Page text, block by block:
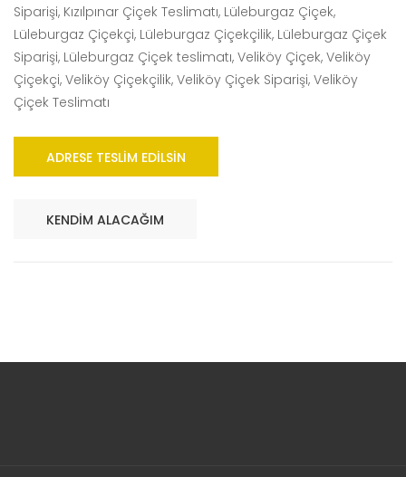
Siparişi, Kızılpınar Çiçek Teslimatı, Lüleburgaz Çiçek,
Lüleburgaz Çiçekçi, Lüleburgaz Çiçekçilik, Lüleburgaz Çiçek
Siparişi, Lüleburgaz Çiçek teslimatı, Veliköy Çiçek, Veliköy
Çiçekçi, Veliköy Çiçekçilik, Veliköy Çiçek Siparişi, Veliköy
Çiçek Teslimatı
ADRESE TESLIM EDILSIN
KENDIM ALACAĞIM